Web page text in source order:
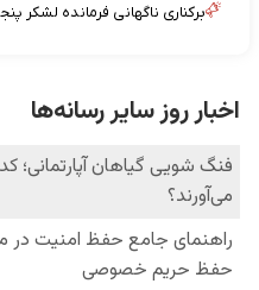
برکناری ناگهانی فرمانده لشکر